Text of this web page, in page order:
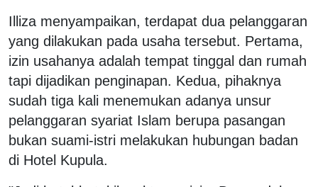
Illiza menyampaikan, terdapat dua pelanggaran
yang dilakukan pada usaha tersebut. Pertama,
izin usahanya adalah tempat tinggal dan rumah
tapi dijadikan penginapan. Kedua, pihaknya
sudah tiga kali menemukan adanya unsur
pelanggaran syariat Islam berupa pasangan
bukan suami-istri melakukan hubungan badan
di Hotel Kupula.